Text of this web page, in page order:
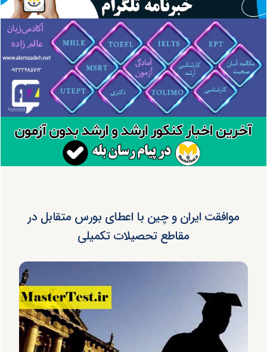
موافقت ایران و چین با اعطای بورس متقابل در
مقاطع تحصیلات تکمیلی